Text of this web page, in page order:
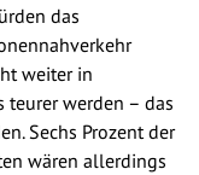
das
weiter in
teurer werden – das
Sechs Prozent der
wären allerdings